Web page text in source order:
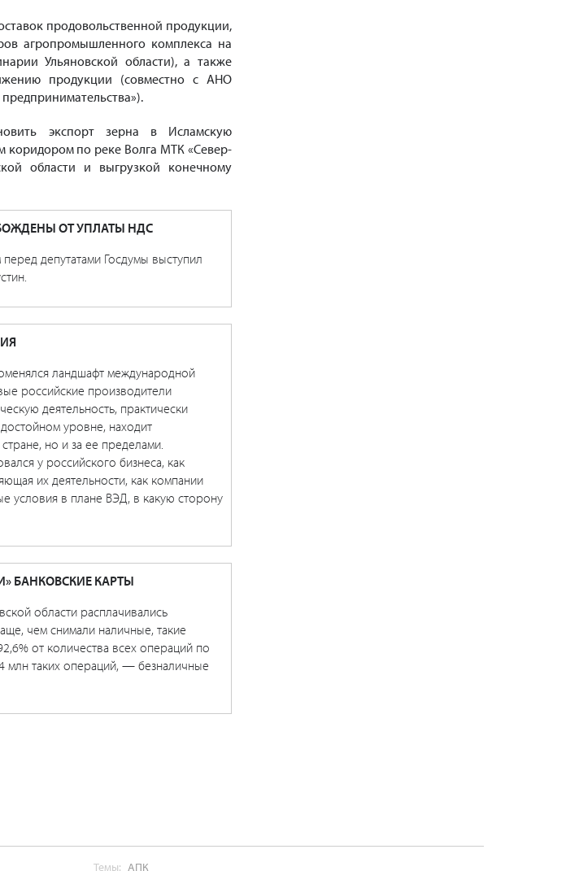
продовольственной продукции,
агропромышленного комплекса на
Ульяновской области), а также
продукции (совместно с АНО
экспорт зерна в Исламскую
коридором по реке Волга МТК «Север-
области и выгрузкой конечному
ОТ УПЛАТЫ НДС
депутатами Госдумы выступил
ландшафт международной
российские производители
деятельность, практически
уровне, находит
но и за ее пределами.
у российского бизнеса, как
их деятельности, как компании
условия в плане ВЭД, в какую сторону
БАНКОВСКИЕ КАРТЫ
области расплачивались
чем снимали наличные, такие
от количества всех операций по
млн таких операций, — безналичные
Темы: АПК